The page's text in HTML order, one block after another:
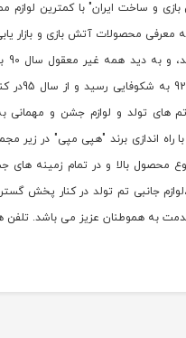
و ساخت ایران" با کمترین لوازم
معرفی محصولات آتش بازی و بازار
تبدیل شد و در
های تولد و لوازم جشن و مهمانی
اضافه شد. در سال96 با راه اندازی برند "هپی مپی" در
محصول بالا و در تمام زمینه
جانبی تم تولد در کنار پخش
به هموطنان عزیز می باشد. تلفن